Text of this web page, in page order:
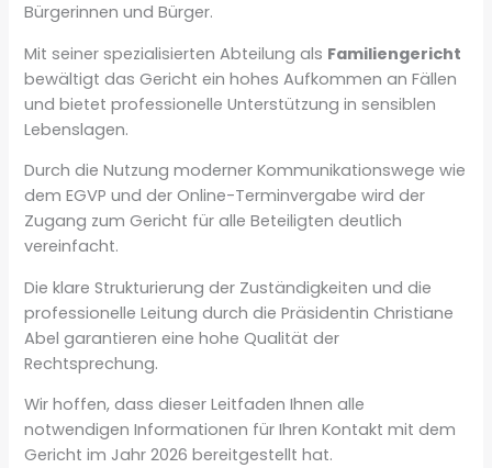
Bürgerinnen und Bürger.
Mit seiner spezialisierten Abteilung als Familiengericht
bewältigt das Gericht ein hohes Aufkommen an Fällen
und bietet professionelle Unterstützung in sensiblen
Lebenslagen.
Durch die Nutzung moderner Kommunikationswege wie
dem EGVP und der Online-Terminvergabe wird der
Zugang zum Gericht für alle Beteiligten deutlich
vereinfacht.
Die klare Strukturierung der Zuständigkeiten und die
professionelle Leitung durch die Präsidentin Christiane
Abel garantieren eine hohe Qualität der
Rechtsprechung.
Wir hoffen, dass dieser Leitfaden Ihnen alle
notwendigen Informationen für Ihren Kontakt mit dem
Gericht im Jahr 2026 bereitgestellt hat.